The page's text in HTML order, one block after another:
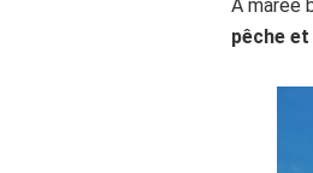
À marée
pêche